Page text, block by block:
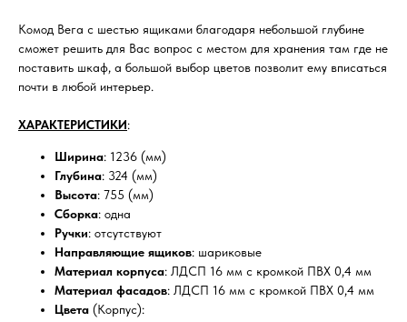
Комод Вега с шестью ящиками благодаря небольшой глубине
сможет решить для Вас вопрос с местом для хранения там где не
поставить шкаф, а большой выбор цветов позволит ему вписаться
почти в любой интерьер.
ХАРАКТЕРИСТИКИ:
Ширина: 1236 (мм)
Глубина: 324 (мм)
Высота: 755 (мм)
Сборка: одна
Ручки: отсутствуют
Направляющие ящиков: шариковые
Материал корпуса: ЛДСП 16 мм с кромкой ПВХ 0,4 мм
Материал фасадов: ЛДСП 16 мм с кромкой ПВХ 0,4 мм
Цвета (Корпус):